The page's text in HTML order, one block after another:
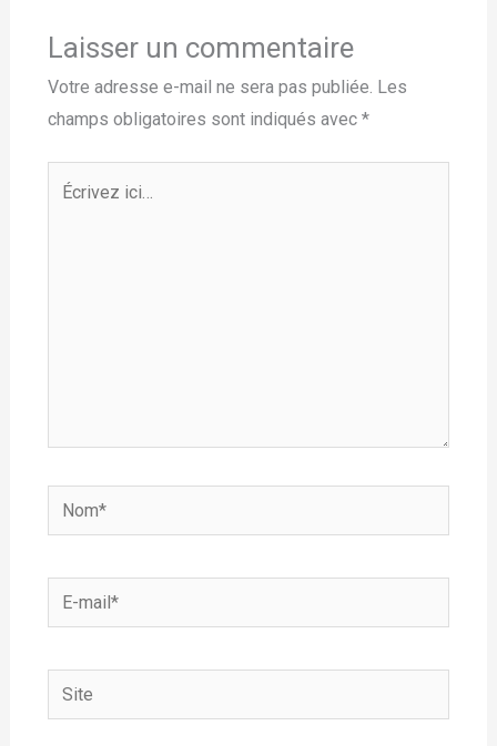
Laisser un commentaire
Votre adresse e-mail ne sera pas publiée. Les
champs obligatoires sont indiqués avec *
Écrivez
Nom*
mail*
Site